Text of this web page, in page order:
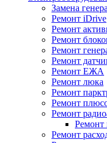
Замена
Ремонт iDrive
Ремонт
Ремонт
Ремонт
Ремонт
Ремонт ЕЖА
Ремонт люка
Ремонт
Ремонт
Ремонт
Ремонт
Ремонт